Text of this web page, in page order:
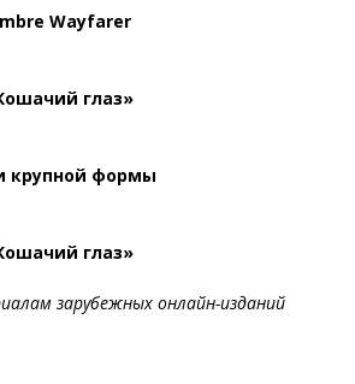
Wayfarer
глаз»
крупной формы
глаз»
зарубежных онлайн-изданий